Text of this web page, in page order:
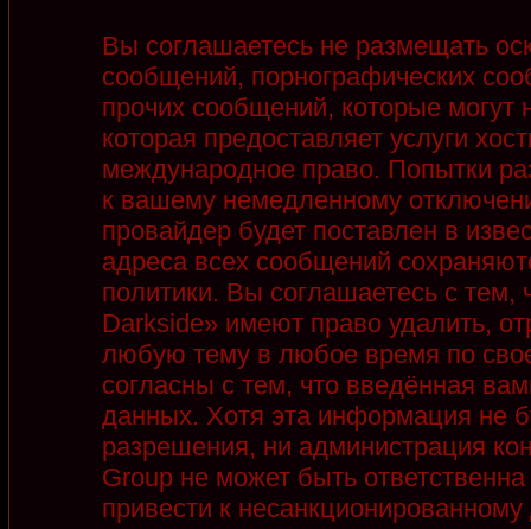
Вы соглашаетесь не размещать
сообщений, порнографических
прочих сообщений, которые
которая предоставляет услуги
международное право. Попытки
к вашему немедленному
провайдер будет поставлен в
адреса всех сообщений
политики. Вы соглашаетесь с
Darkside» имеют право удалить,
любую тему в любое время по
согласны с тем, что введённая
данных. Хотя эта информация не
разрешения, ни администрация
Group не может быть
привести к несанкционированному